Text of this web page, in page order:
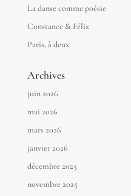
La danse comme poésie
Constance & Félix
Paris, à deux
Archives
juin 2026
mai 2026
mars 2026
janvier 2026
décembre 2025
novembre 2025